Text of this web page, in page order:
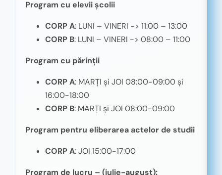
Program cu elevii școlii
CORP A: LUNI – VINERI -> 11:00 – 13:00
CORP B: LUNI – VINERI -> 08:00 – 11:00
Program cu părinții
CORP A: MARȚI și JOI 08:00-09:00 și
16:00-18:00
CORP B: MARȚI și JOI 08:00-09:00
Program pentru eliberarea actelor de studii
CORP A: JOI 15:00-17:00
Program de lucru – (iulie-august):